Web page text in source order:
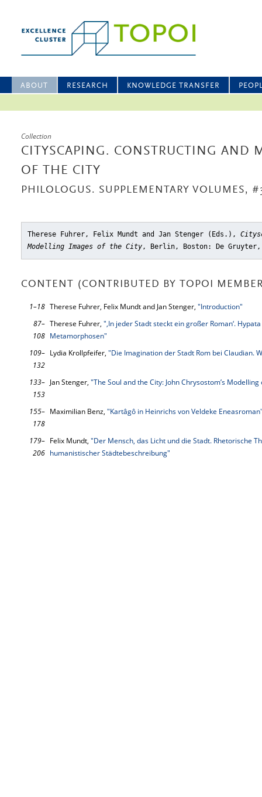
ABOUT RESEARCH KNOWLEDGE TRANSFER
Collection
CITYSCAPING. CONSTRUCTING AND
OF THE CITY
PHILOLOGUS. SUPPLEMENTARY VOLUMES,
Therese Fuhrer, Felix Mundt and Jan Stenger (Eds.),
Modelling Images of the City, Berlin, Boston: De Gruyter,
CONTENT (CONTRIBUTED BY TOPOI
1–18 Therese Fuhrer, Felix Mundt and Jan Stenger, "Introduction"
87–
108
Therese Fuhrer, "‚In jeder Stadt steckt ein großer Roman‘.
Metamorphosen"
109–
132
Lydia Krollpfeifer, "Die Imagination der Stadt Rom bei Claudian.
133–
153
Jan Stenger, "The Soul and the City: John Chrysostom’s
155–
178
Maximilian Benz, "Kartâgô in Heinrichs von Veldeke
179–
206
Felix Mundt, "Der Mensch, das Licht und die Stadt. Rhetorische
humanistischer Städtebeschreibung"